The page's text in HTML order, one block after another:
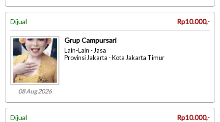
Dijual Rp10.000,-
08 Aug 2026
Grup Campursari
Lain-Lain - Jasa
Provinsi Jakarta - Kota Jakarta Timur
Dijual Rp10.000,-